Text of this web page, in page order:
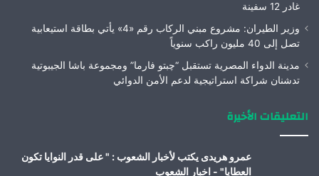
غادر 12 سفينة
وزير الطيران: مشروع مبني الركاب رقم «4» يأتي بطاقة استيعابية
تصل إلى 40 مليون راكب سنوياً
مدينة الدواء المصرية تستقبل “چبتو فارما” ومجموعة باشا الجيبوتية
تدشنان شراكة استراتيجية لدعم الأمن الدوائي
التعليقات الأخيرة
عمرو هريدى يكتب لأخبار الشعوب : " على قدر النوايا تكون
العطايا" - اخبار الشعوب